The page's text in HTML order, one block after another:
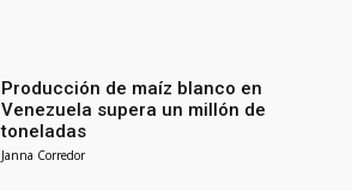
Producción de maíz blanco en
Venezuela supera un millón de
toneladas
Janna Corredor